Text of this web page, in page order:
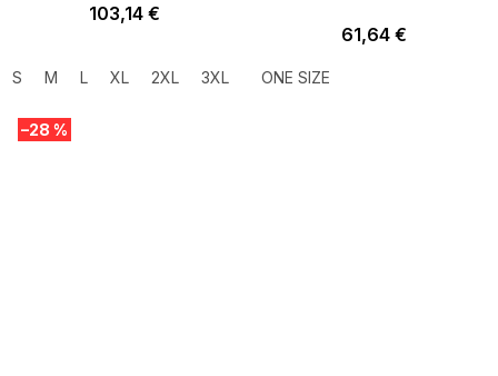
103,14 €
S M L XL 2XL 3XL
61,64 €
ONE SIZE
–28 %